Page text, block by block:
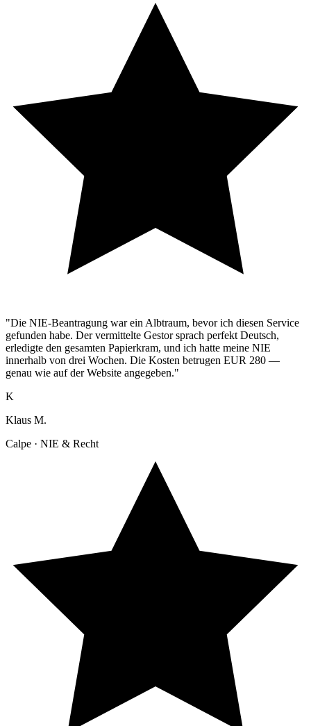
"Die NIE-Beantragung war ein Albtraum, bevor ich diesen Service
gefunden habe. Der vermittelte Gestor sprach perfekt Deutsch,
erledigte den gesamten Papierkram, und ich hatte meine NIE
innerhalb von drei Wochen. Die Kosten betrugen EUR 280 —
genau wie auf der Website angegeben."
K
Klaus M.
Calpe · NIE & Recht